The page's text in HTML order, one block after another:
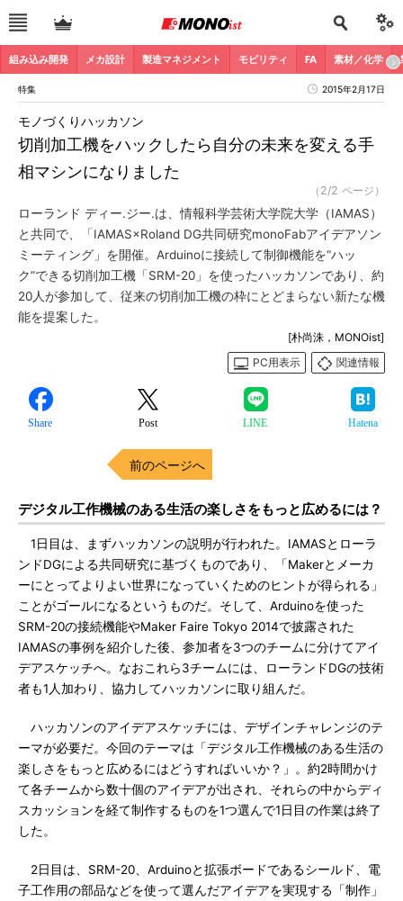
組み込み開発 メカ設計 製造マネジメント モビリティ FA 素材／化学
特集 2015年2月17日
切削加工機をハックしたら自分の未来を変える手
相マシンになりました
モノづくりハッカソン
（2/2 ページ）
ローランド ディー.ジー.は、情報科学芸術大学院大学（IAMAS）
と共同で、「IAMAS×Roland DG共同研究monoFabアイデアソン
ミーティング」を開催。Arduinoに接続して制御機能を“ハッ
ク”できる切削加工機「SRM-20」を使ったハッカソンであり、約
20人が参加して、従来の切削加工機の枠にとどまらない新たな機
能を提案した。
[朴尚洙，MONOist]
PC用表示
関連情報
Share Post LINE Hatena
前のページへ
デジタル工作機械のある生活の楽しさをもっと広めるには？
1日目は、まずハッカソンの説明が行われた。IAMASとローラ
ンドDGによる共同研究に基づくものであり、「Makerとメーカ
ーにとってよりよい世界になっていくためのヒントが得られる」
ことがゴールになるというものだ。そして、Arduinoを使った
SRM-20の接続機能やMaker Faire Tokyo 2014で披露された
IAMASの事例を紹介した後、参加者を3つのチームに分けてアイ
デアスケッチへ。なおこれら3チームには、ローランドDGの技術
者も1人加わり、協力してハッカソンに取り組んだ。
ハッカソンのアイデアスケッチには、デザインチャレンジのテ
ーマが必要だ。今回のテーマは「デジタル工作機械のある生活の
楽しさをもっと広めるにはどうすればいいか？」。約2時間かけ
て各チームから数十個のアイデアが出され、それらの中からディ
スカッションを経て制作するものを1つ選んで1日目の作業は終了
した。
2日目は、SRM-20、Arduinoと拡張ボードであるシールド、電
子工作用の部品などを使って選んだアイデアを実現する「制作」